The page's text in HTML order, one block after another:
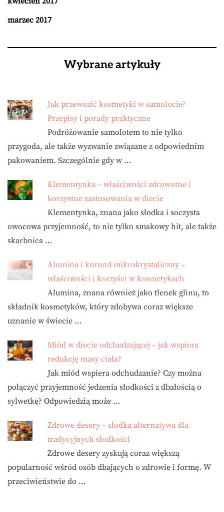
marzec 2017
Wybrane artykuły
Jak przewozić kosmetyki w samolocie?
Przepisy i porady praktyczne
Podróżowanie samolotem to nie tylko
przygoda, ale także wyzwanie związane z odpowiednim
pakowaniem. Szczególnie gdy w …
Klementynka – właściwości zdrowotne i
korzystne zastosowania w diecie
Klementynka, znana jako słodka i soczysta
owocowa przyjemność, to nie tylko smakowy hit, ale także
skarbnica …
Alumina i korund mikrokrystaliczny –
właściwości i korzyści w kosmetykach
Alumina, znana również jako tlenek glinu, to
składnik kosmetyków, który zdobywa coraz większe
uznanie w świecie …
Miód w diecie odchudzającej – jak wspiera
redukcję masy ciała?
Jak miód wspiera odchudzanie? Czy można
połączyć przyjemność jedzenia słodkości z dbałością o
sylwetkę? Odpowiedzią może …
Zdrowe desery – słodka alternatywa dla
tradycyjnych słodkości
Zdrowe desery zyskują coraz większą
popularność wśród osób dbających o zdrowie i formę. W
przeciwieństwie do …